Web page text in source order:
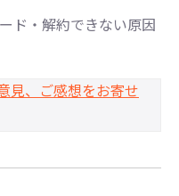
ド・解約できない原因
見、ご感想をお寄せ